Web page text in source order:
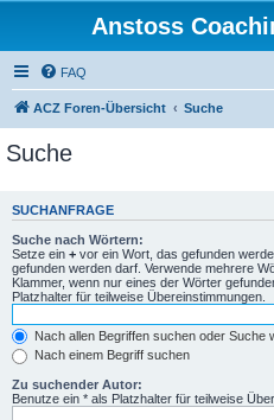
Anstoss
FAQ
ACZ Foren-Übersicht Suche
Suche
SUCHANFRAGE
Suche nach Wörtern:
Setze ein + vor ein Wort, das gefunden
gefunden werden darf. Verwende mehrere
Klammer, wenn nur eines der Wörter
Platzhalter für teilweise Übereinstimmungen.
Nach allen Begriffen suchen oder Suche
Nach einem Begriff suchen
Zu suchender Autor:
Benutze ein * als Platzhalter für teilweise